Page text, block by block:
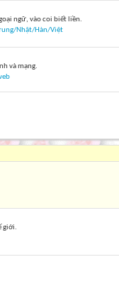
ngữ, vào coi biết liền.
Nhật/Hàn/Việt
và mạng.
giới.